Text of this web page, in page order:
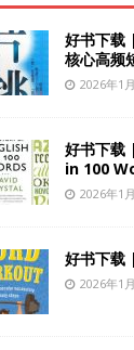
好书下载
核心高频
2026年1
好书下
in 100
2026年1
好书下载
2026年1